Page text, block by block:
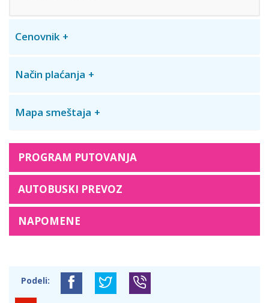
Cenovnik
Način plaćanja
Mapa smeštaja
PROGRAM PUTOVANJA
AUTOBUSKI PREVOZ
NAPOMENE
Podeli: